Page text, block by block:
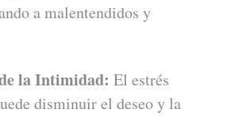
a malentendidos y
la Intimidad: El estrés
disminuir el deseo y la